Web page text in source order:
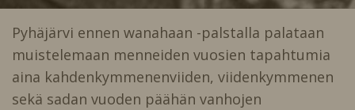
Pyhäjärvi ennen wanahaan -palstalla palataan
muistelemaan menneiden vuosien tapahtumia
aina kahdenkymmenenviiden, viidenkymmenen
sekä sadan vuoden päähän vanhojen